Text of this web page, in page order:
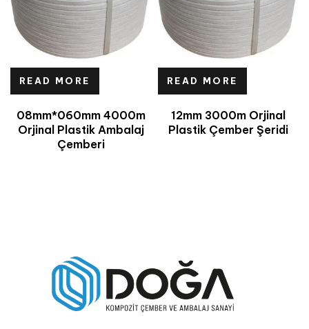
READ MORE
08mm*060mm 4000m
Orjinal Plastik Ambalaj
Çemberi
READ MORE
12mm 3000m Orjinal
Plastik Çember Şeridi